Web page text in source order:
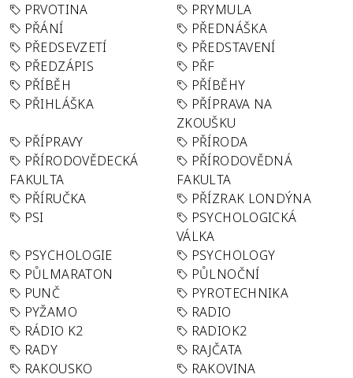
PRVOTINA
PRYMULA
PŘÁNÍ
PŘEDNÁŠKA
PŘEDSEVZETÍ
PŘEDSTAVENÍ
PŘEDZÁPIS
PŘF
PŘÍBĚH
PŘÍBĚHY
PŘIHLÁŠKA
PŘÍPRAVA NA
ZKOUŠKU
PŘÍPRAVY
PŘÍRODA
PŘÍRODOVĚDECKÁ
FAKULTA
PŘÍRODOVĚDNÁ
FAKULTA
PŘÍRUČKA
PŘÍZRAK LONDÝNA
PSI
PSYCHOLOGICKÁ
VÁLKA
PSYCHOLOGIE
PSYCHOLOGY
PŮLMARATON
PŮLNOČNÍ
PUNČ
PYROTECHNIKA
PYŽAMO
RADIO
RÁDIO K2
RADIOK2
RADY
RAJČATA
RAKOUSKO
RAKOVINA